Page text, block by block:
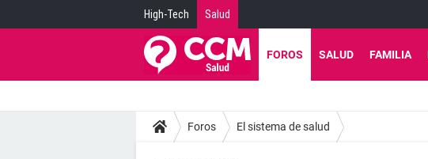
High-Tech Salud
FOROS SALUD FAMILIA
Foros El sistema de salud